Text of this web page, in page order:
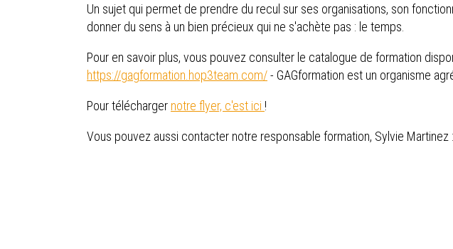
Un sujet qui permet de prendre du recul sur ses organisations, son
donner du sens à un bien précieux qui ne s'achète pas : le temps.
Pour en savoir plus, vous pouvez consulter le catalogue de formation
https://gagformation.hop3team.com/- GAGformation est un organisme
Pour télécharger notre flyer, c'est ici !
Vous pouvez aussi contacter notre responsable formation, Sylvie Martinez :